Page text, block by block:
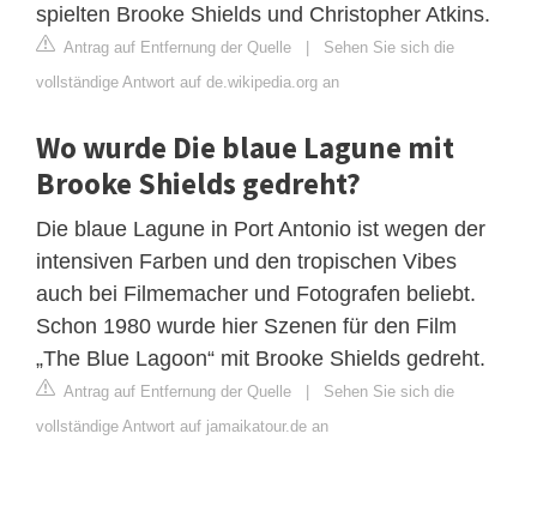
spielten Brooke Shields und Christopher Atkins.
Antrag auf Entfernung der Quelle
Sehen Sie sich die
vollständige Antwort auf de.wikipedia.org an
Wo wurde Die blaue Lagune mit
Brooke Shields gedreht?
Die blaue Lagune in Port Antonio ist wegen der
intensiven Farben und den tropischen Vibes
auch bei Filmemacher und Fotografen beliebt.
Schon 1980 wurde hier Szenen für den Film
„The Blue Lagoon“ mit Brooke Shields gedreht.
Antrag auf Entfernung der Quelle
Sehen Sie sich die
vollständige Antwort auf jamaikatour.de an